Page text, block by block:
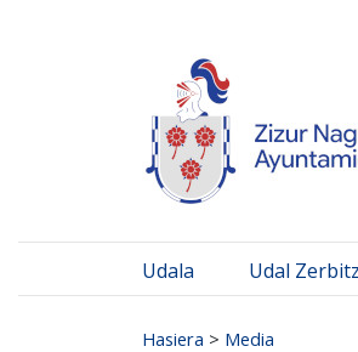
Udala Udal
Hasiera > Media